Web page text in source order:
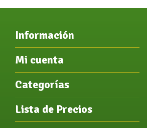
Información
Mi cuenta
Categorías
Lista de Precios